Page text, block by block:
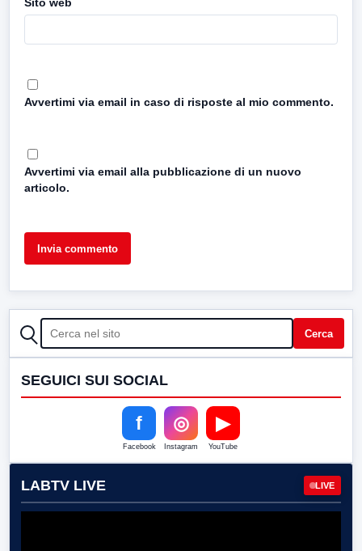
Avvertimi via email in caso di risposte al mio commento.
Avvertimi via email alla pubblicazione di un nuovo
articolo.
CERCA Cerca
SEGUICI SUI SOCIAL
f
Facebook
◎
Instagram
▶
YouTube
LABTV LIVE LIVE